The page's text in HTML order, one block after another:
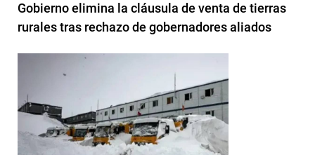
Gobierno elimina la cláusula de venta de tierras
rurales tras rechazo de gobernadores aliados